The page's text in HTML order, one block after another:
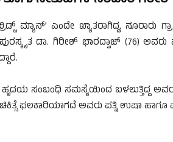
ಮ್ಯಾನ್’ ಎಂದೇ ಖ್ಯಾತರಾಗಿದ್ದ, ನೂರಾರು
ಡಾ. ಗಿರೀಶ್ ಭಾರದ್ವಾಜ್ (76)
ಸಂಬಂಧಿ ಸಮಸ್ಯೆಯಿಂದ ಬಳಲುತ್ತಿದ್ದ
ಫಲಕಾರಿಯಾಗದೆ ಅವರು ಪತ್ನಿ ಉಷಾ ಹಾಗೂ